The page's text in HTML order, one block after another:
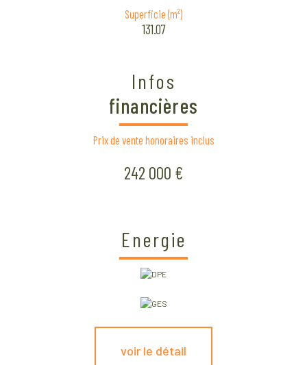
Superficie (m²)
131.07
Infos
financières
Prix de vente honoraires inclus
242 000 €
Energie
voir le détail